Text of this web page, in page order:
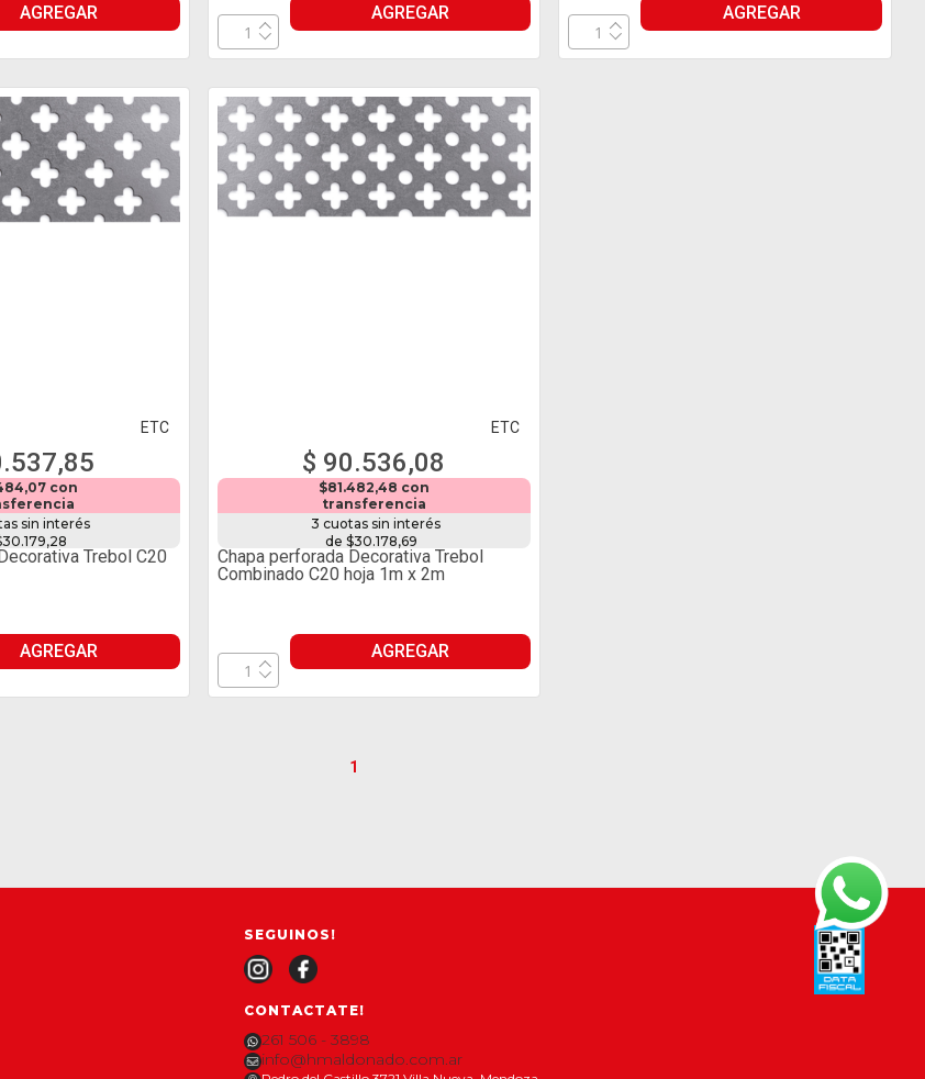
AGREGAR AGREGAR AGREGAR
ETC
con
sin interés
Trebol C20
AGREGAR
ETC
$ 90.536,08
$81.482,48 con
transferencia
3 cuotas sin interés
de $30.178,69
Chapa perforada Decorativa Trebol
Combinado C20 hoja 1m x 2m
AGREGAR
1
SEGUINOS!
CONTACTATE!
261 506 - 3898
info@hmaldonado.com.ar